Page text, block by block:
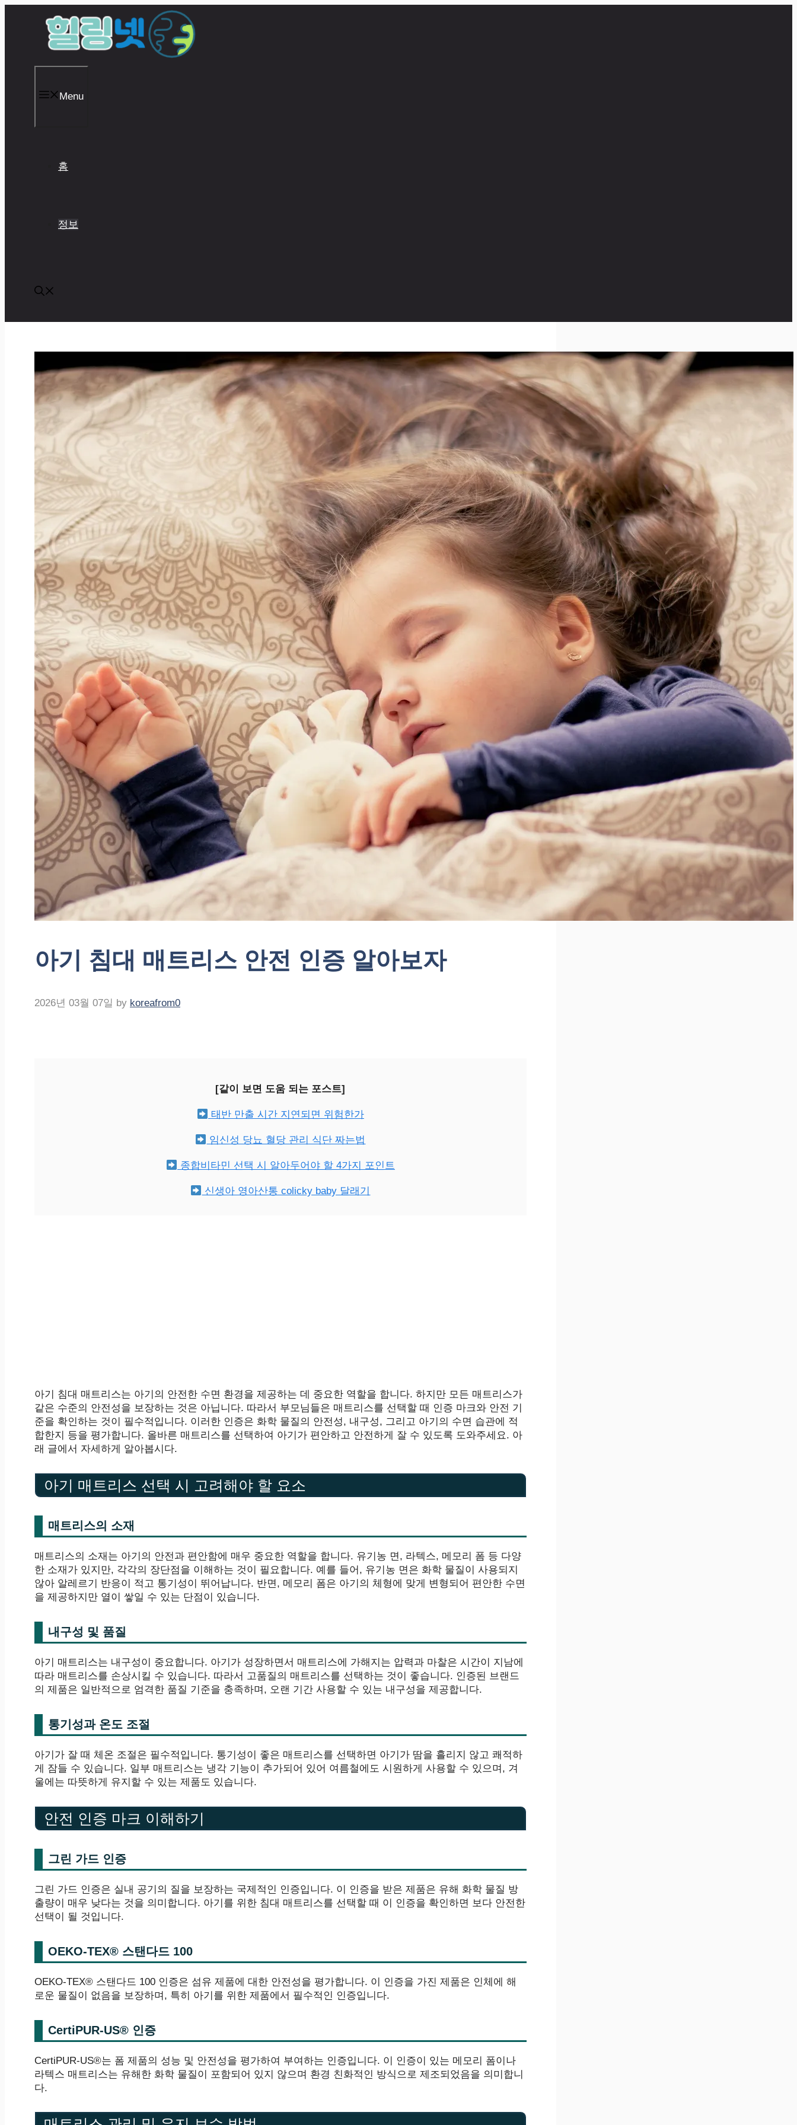
Menu
홈
정보
아기 침대 매트리스 안전 인증 알아보자
2026년 03월 07일 by koreafrom0
[같이 보면 도움 되는 포스트]
태반 만출 시간 지연되면 위험한가
임신성 당뇨 혈당 관리 식단 짜는법
종합비타민 선택 시 알아두어야 할 4가지 포인트
신생아 영아산통 colicky baby 달래기
아기 침대 매트리스는 아기의 안전한 수면 환경을 제공하는 데 중요한 역할을 합니다. 하지만 모든 매트리스가
같은 수준의 안전성을 보장하는 것은 아닙니다. 따라서 부모님들은 매트리스를 선택할 때 인증 마크와 안전 기
준을 확인하는 것이 필수적입니다. 이러한 인증은 화학 물질의 안전성, 내구성, 그리고 아기의 수면 습관에 적
합한지 등을 평가합니다. 올바른 매트리스를 선택하여 아기가 편안하고 안전하게 잘 수 있도록 도와주세요. 아
래 글에서 자세하게 알아봅시다.
아기 매트리스 선택 시 고려해야 할 요소
매트리스의 소재
매트리스의 소재는 아기의 안전과 편안함에 매우 중요한 역할을 합니다. 유기농 면, 라텍스, 메모리 폼 등 다양
한 소재가 있지만, 각각의 장단점을 이해하는 것이 필요합니다. 예를 들어, 유기농 면은 화학 물질이 사용되지
않아 알레르기 반응이 적고 통기성이 뛰어납니다. 반면, 메모리 폼은 아기의 체형에 맞게 변형되어 편안한 수면
을 제공하지만 열이 쌓일 수 있는 단점이 있습니다.
내구성 및 품질
아기 매트리스는 내구성이 중요합니다. 아기가 성장하면서 매트리스에 가해지는 압력과 마찰은 시간이 지남에
따라 매트리스를 손상시킬 수 있습니다. 따라서 고품질의 매트리스를 선택하는 것이 좋습니다. 인증된 브랜드
의 제품은 일반적으로 엄격한 품질 기준을 충족하며, 오랜 기간 사용할 수 있는 내구성을 제공합니다.
통기성과 온도 조절
아기가 잘 때 체온 조절은 필수적입니다. 통기성이 좋은 매트리스를 선택하면 아기가 땀을 흘리지 않고 쾌적하
게 잠들 수 있습니다. 일부 매트리스는 냉각 기능이 추가되어 있어 여름철에도 시원하게 사용할 수 있으며, 겨
울에는 따뜻하게 유지할 수 있는 제품도 있습니다.
안전 인증 마크 이해하기
그린 가드 인증
그린 가드 인증은 실내 공기의 질을 보장하는 국제적인 인증입니다. 이 인증을 받은 제품은 유해 화학 물질 방
출량이 매우 낮다는 것을 의미합니다. 아기를 위한 침대 매트리스를 선택할 때 이 인증을 확인하면 보다 안전한
선택이 될 것입니다.
OEKO-TEX® 스탠다드 100
OEKO-TEX® 스탠다드 100 인증은 섬유 제품에 대한 안전성을 평가합니다. 이 인증을 가진 제품은 인체에 해
로운 물질이 없음을 보장하며, 특히 아기를 위한 제품에서 필수적인 인증입니다.
CertiPUR-US® 인증
CertiPUR-US®는 폼 제품의 성능 및 안전성을 평가하여 부여하는 인증입니다. 이 인증이 있는 메모리 폼이나
라텍스 매트리스는 유해한 화학 물질이 포함되어 있지 않으며 환경 친화적인 방식으로 제조되었음을 의미합니
다.